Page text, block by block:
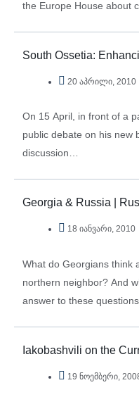
the Europe House about
South Ossetia:
20 აპრილი, 2010
On 15 April, in front of a
public debate on his new
discussion…
Georgia & Russia |
18 იანვარი, 2010
What do Georgians think
northern neighbor? And
answer to these
Iakobashvili on the
19 ნოემბერი,